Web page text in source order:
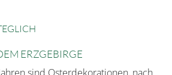
ERZGEBIRGE